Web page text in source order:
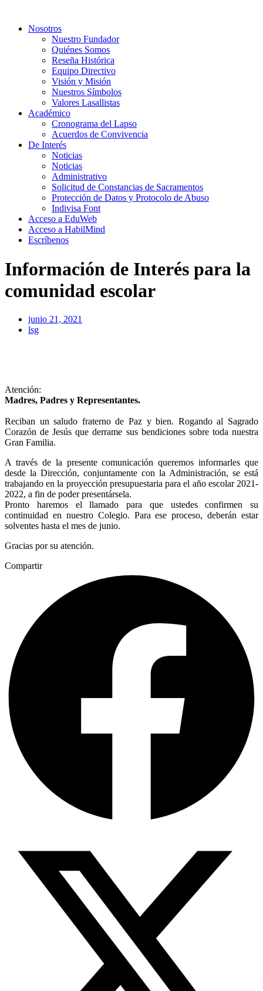
Nosotros
Nuestro Fundador
Quiénes Somos
Reseña Histórica
Equipo Directivo
Visión y Misión
Nuestros Símbolos
Valores Lasallistas
Académico
Cronograma del Lapso
Acuerdos de Convivencia
De Interés
Noticias
Noticias
Administrativo
Solicitud de Constancias de Sacramentos
Protección de Datos y Protocolo de Abuso
Indivisa Font
Acceso a EduWeb
Acceso a HabilMind
Escríbenos
Información de Interés para la
comunidad escolar
junio 21, 2021
lsg
Atención:
Madres, Padres y Representantes.
Reciban un saludo fraterno de Paz y bien. Rogando al Sagrado
Corazón de Jesús que derrame sus bendiciones sobre toda nuestra
Gran Familia.
A través de la presente comunicación queremos informarles que
desde la Dirección, conjuntamente con la Administración, se está
trabajando en la proyección presupuestaria para el año escolar 2021-
2022, a fin de poder presentársela.
Pronto haremos el llamado para que ustedes confirmen su
continuidad en nuestro Colegio. Para ese proceso, deberán estar
solventes hasta el mes de junio.
Gracias por su atención.
Compartir